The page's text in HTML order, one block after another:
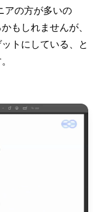
アの方が多いの
もしれませんが、
トにしている、と